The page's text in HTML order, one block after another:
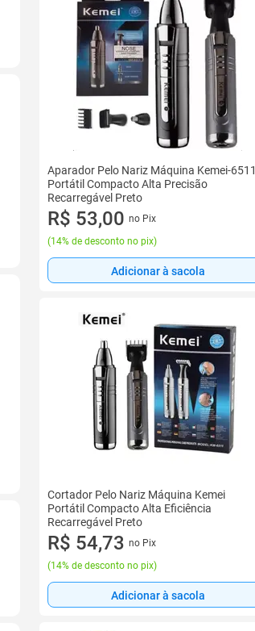
Aparador Pelo Nariz Máquina Kemei-6511
Portátil Compacto Alta Precisão
Recarregável Preto
R$ 53,00 no Pix
(14% de desconto no pix)
Adicionar à sacola
Cortador Pelo Nariz Máquina Kemei
Portátil Compacto Alta Eficiência
Recarregável Preto
R$ 54,73 no Pix
(14% de desconto no pix)
Adicionar à sacola